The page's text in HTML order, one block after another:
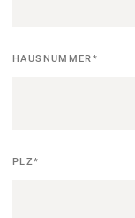
HAUSNUMMER*
PLZ*